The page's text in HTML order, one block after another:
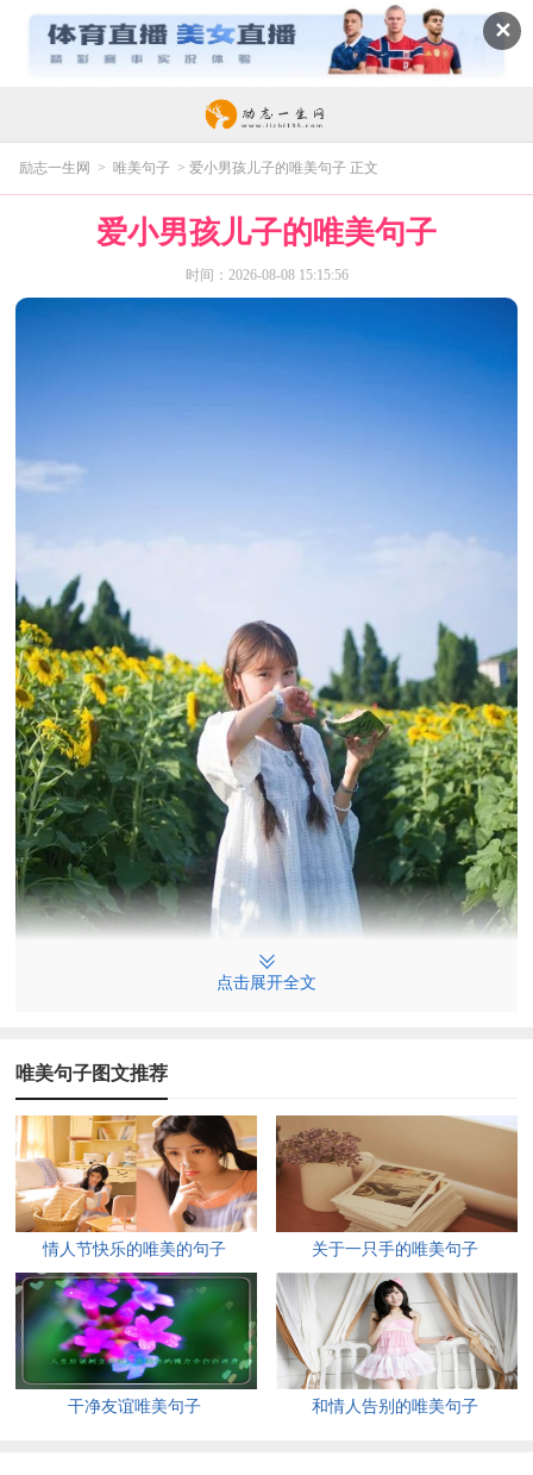
✕
励志一生网 > 唯美句子 > 爱小男孩儿子的唯美句子 正文
爱小男孩儿子的唯美句子
时间：2026-08-08 15:15:56
2、她是一位活泼可爱的小女孩，白净的瓜子脸，弯弯的眉毛下
一双水灵灵的眼睛。她爱唱歌，更爱跳舞，还参加了校舞蹈队
呢!她穿着那件红地白花的连衣裙，跳舞时，动作优美极了!
3、妹妹今年十岁，读小学三年级。她那红扑扑的脸蛋上，一双
水灵灵的大眼睛适着聪明伶俐的神色。乌黑的头发下，两条弯弯
的眉毛，像那月牙儿。她那一排雪白的牙齿当中，缺了颗门牙，
一笑起来，就成了个豁牙巴，十分逗人喜欢。
4、小玛拉哈(蒙古族)，眉清目秀，唇红齿白，圆脸蛋，高鼻
梁，一脑袋乌黑卷曲的头发，挺俊气的。只是耳朵长得老长，真
点击展开全文
唯美句子图文推荐
情人节快乐的唯美的句子 关于一只手的唯美句子
干净友谊唯美句子 和情人告别的唯美句子